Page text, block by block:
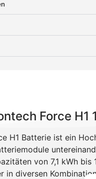
Force H1
H1 Batterie ist ein
von 7,1 kWh
in diversen